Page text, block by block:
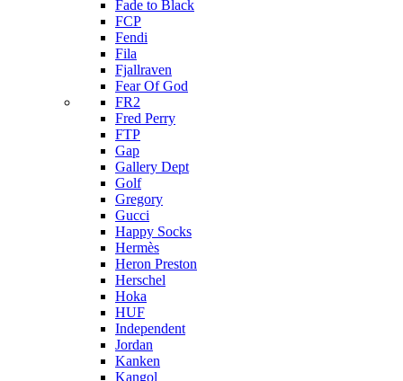
Fade to Black
FCP
Fendi
Fila
Fjallraven
Fear Of God
FR2
Fred Perry
FTP
Gap
Gallery Dept
Golf
Gregory
Gucci
Happy Socks
Hermès
Heron Preston
Hersсhel
Hoka
HUF
Independent
Jordan
Kanken
Kangol